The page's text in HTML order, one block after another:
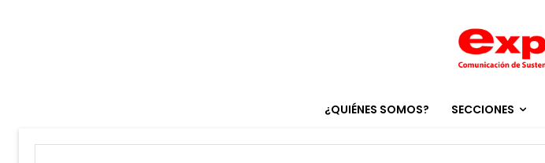
¿QUIÉNES SOMOS? SECCIONES